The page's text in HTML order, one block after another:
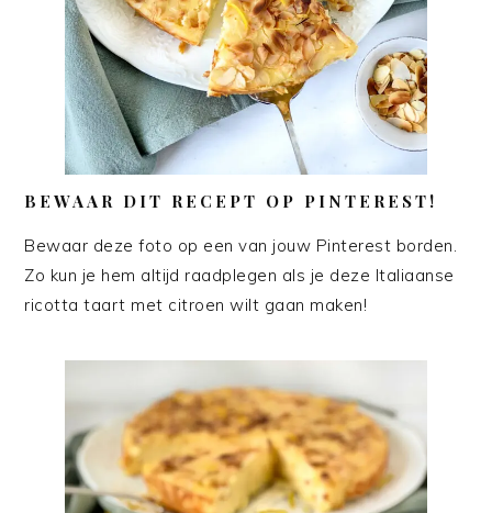
BEWAAR DIT RECEPT OP PINTEREST!
Bewaar deze foto op een van jouw Pinterest borden.
Zo kun je hem altijd raadplegen als je deze Italiaanse
ricotta taart met citroen wilt gaan maken!